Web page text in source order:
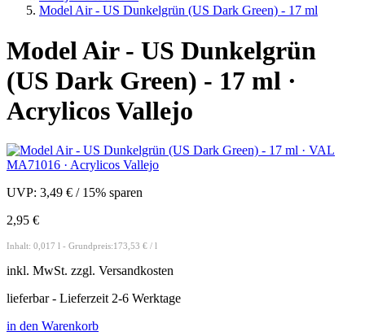
Model Air - US Dunkelgrün (US Dark Green) - 17 ml
Model Air - US Dunkelgrün
(US Dark Green) - 17 ml ·
Acrylicos Vallejo
UVP: 3,49 € / 15% sparen
2,95 €
Inhalt: 0,017 l - Grundpreis:173,53 € / l
inkl. MwSt. zzgl. Versandkosten
lieferbar - Lieferzeit 2-6 Werktage
in den Warenkorb